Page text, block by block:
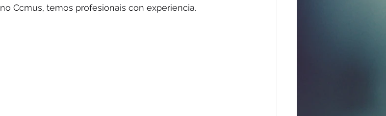
Ccmus, temos profesionais con experiencia.